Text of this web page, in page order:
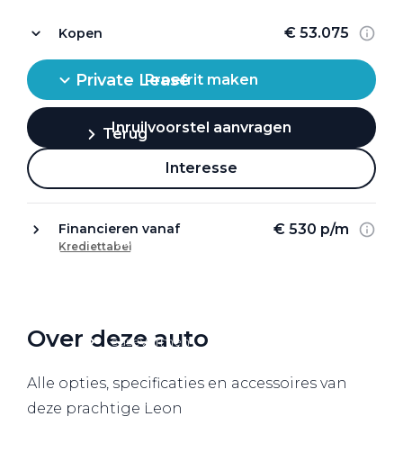
Private Lease
Terug
Website Pon Center Zakelijk
Leasevormen
Lease acties
Kopen € 53.075
Proefrit maken
Inruilvoorstel aanvragen
Interesse
Financieren vanaf € 530 p/m
Krediettabel
Over deze auto
Alle opties, specificaties en accessoires van
deze prachtige Leon